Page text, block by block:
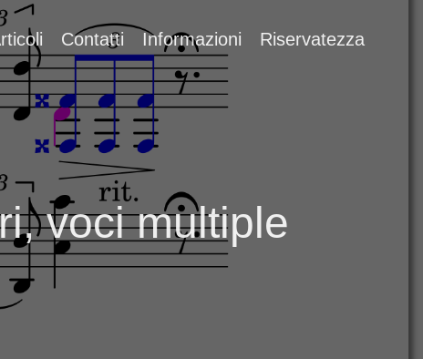
Contatti Informazioni Riservatezza
voci multiple